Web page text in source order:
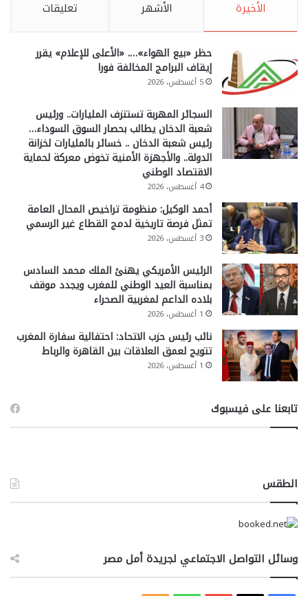
الأخيرة الأشهر تعليقات
حظر «بيع الهواء»…. «الأعلى للإعلام» يقرر
إيقاف البرامج المخالفة فورا
5 أغسطس، 2026
السجائر المهربة تستنزف المليارات.. ورئيس
شعبة الدخان يطالب بحصار السوق السوداء…
رئيس شعبة الدخان .. خسائر بالمليارات لخزانة
الدولة.. والأجهزة الأمنية تخوض معركة لحماية
الاقتصاد الوطني
4 أغسطس، 2026
أحمد الوكيل: منظومة تراخيص المحال العامة
تمثل فرصة تاريخية لدمج القطاع غير الرسمي
3 أغسطس، 2026
الرئيس الأمريكي يهنئ الملك محمد السادس
بمناسبة العيد الوطني للمغرب ويجدد موقف
بلاده الداعم لمغربية الصحراء
1 أغسطس، 2026
نائب رئيس حزب الاتحاد: احتفالية سفارة المغرب
تتويج لعمق العلاقات بين القاهرة والرباط
1 أغسطس، 2026
تابعنا على فيسبوك
الطقس
وسائل التواصل الاجتماعي لجريدة أمل مصر